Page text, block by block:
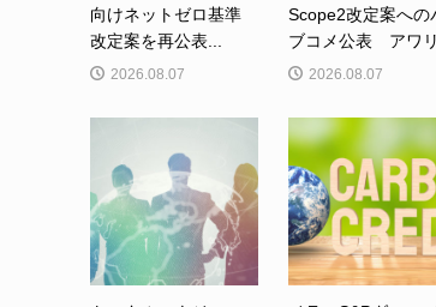
向けネットゼロ基準
改定案を再公表...
2026.08.07
Scope2改定案への
ブコメ公表 アワ
2026.08.07